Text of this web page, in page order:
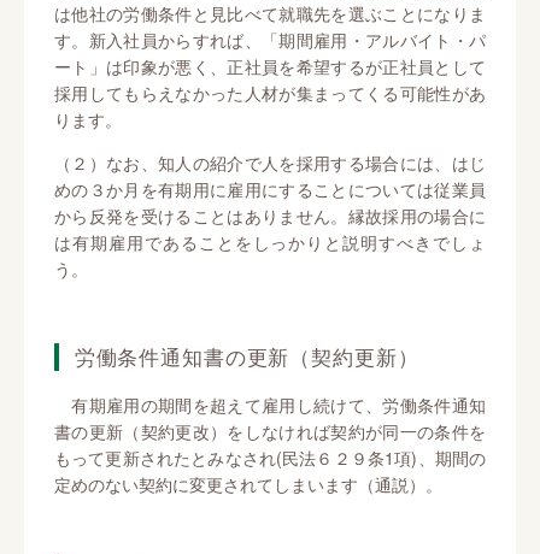
は他社の労働条件と見比べて就職先を選ぶことになりま
す。新入社員からすれば、「期間雇用・アルバイト・パ
ート」は印象が悪く、正社員を希望するが正社員として
採用してもらえなかった人材が集まってくる可能性があ
ります。
（２）なお、知人の紹介で人を採用する場合には、はじ
めの３か月を有期用に雇用にすることについては従業員
から反発を受けることはありません。縁故採用の場合に
は有期雇用であることをしっかりと説明すべきでしょ
う。
労働条件通知書の更新（契約更新）
有期雇用の期間を超えて雇用し続けて、労働条件通知
書の更新（契約更改）をしなければ契約が同一の条件を
もって更新されたとみなされ(民法６２９条1項)、期間の
定めのない契約に変更されてしまいます（通説）。